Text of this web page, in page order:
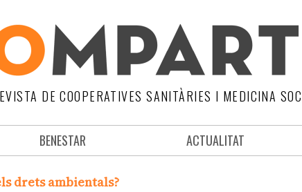
DE COOPERATIVES SANITÀRIES I MEDICINA
BENESTAR ACTUALITAT
drets ambientals?